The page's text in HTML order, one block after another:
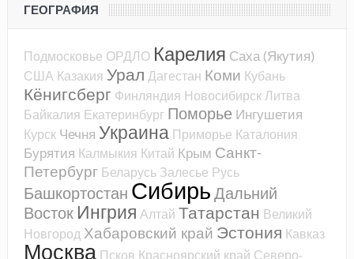
ГЕОГРАФИЯ
Подмосковье ОРДЛО Карелия Саха (Якутия)
США Казакия Урал Дагестан Коми Кубань
Кёнигсберг Финляндия НовосибирскЛитва
Байкалия Екатеринбург Поморье Ингушетия
Курск Чечня Украина Приморье Каталония
Бурятия Калмыкия Китай Крым Санкт-
Петербург Беларусь Залесье Русь
БашкортостанСибирьДальний
Восток Ингрия Алтай Татарстан Великий
Новгород Хабаровский край Эстония Кавказ
Москва Псков Красноярский край Северо-